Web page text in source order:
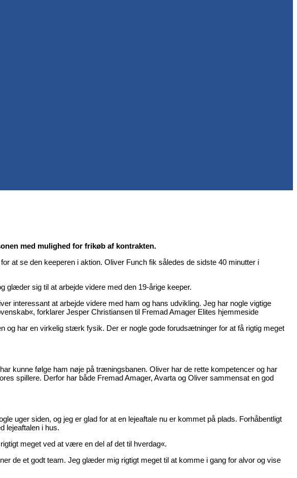
med mulighed for frikøb af kontrakten.
at se den keeperen i aktion. Oliver Funch fik således de sidste 40 minutter i
glæder sig til at arbejde videre med den 19-årige keeper.
interessant at arbejde videre med ham og hans udvikling. Jeg har nogle vigtige
forklarer Jesper Christiansen til Fremad Amager Elites hjemmeside
og har en virkelig stærk fysik. Der er nogle gode forudsætninger for at få rigtig meget
kunne følge ham nøje på træningsbanen. Oliver har de rette kompetencer og har
spillere. Derfor har både Fremad Amager, Avarta og Oliver sammensat en god
uger siden, og jeg er glad for at en lejeaftale nu er kommet på plads. Forhåbentligt
lejeaftalen i hus.
meget ved at være en del af det til hverdag«.
de et godt team. Jeg glæder mig rigtigt meget til at komme i gang for alvor og vise